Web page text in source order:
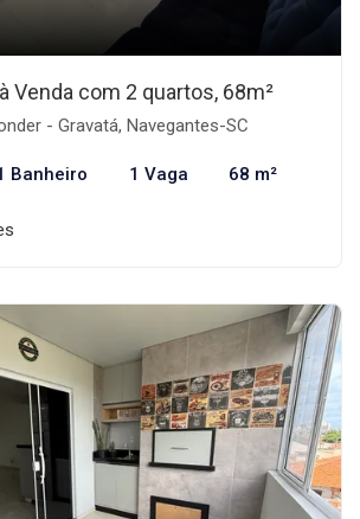
Venda com 2 quartos, 68m²
- Gravatá, Navegantes-SC
Banheiro 1 Vaga 68 m²